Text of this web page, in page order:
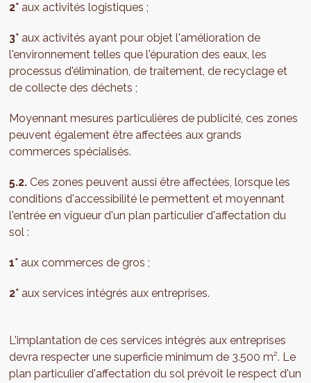
2° aux activités logistiques ;
3° aux activités ayant pour objet l'amélioration de
l'environnement telles que l'épuration des eaux, les
processus d'élimination, de traitement, de recyclage et
de collecte des déchets ;
Moyennant mesures particulières de publicité, ces zones
peuvent également être affectées aux grands
commerces spécialisés.
5.2.Ces zones peuvent aussi être affectées, lorsque les
conditions d'accessibilité le permettent et moyennant
l'entrée en vigueur d'un plan particulier d'affectation du
sol :
1° aux commerces de gros ;
2° aux services intégrés aux entreprises.
L'implantation de ces services intégrés aux entreprises
devra respecter une superficie minimum de 3.500 m². Le
plan particulier d'affectation du sol prévoit le respect d'un